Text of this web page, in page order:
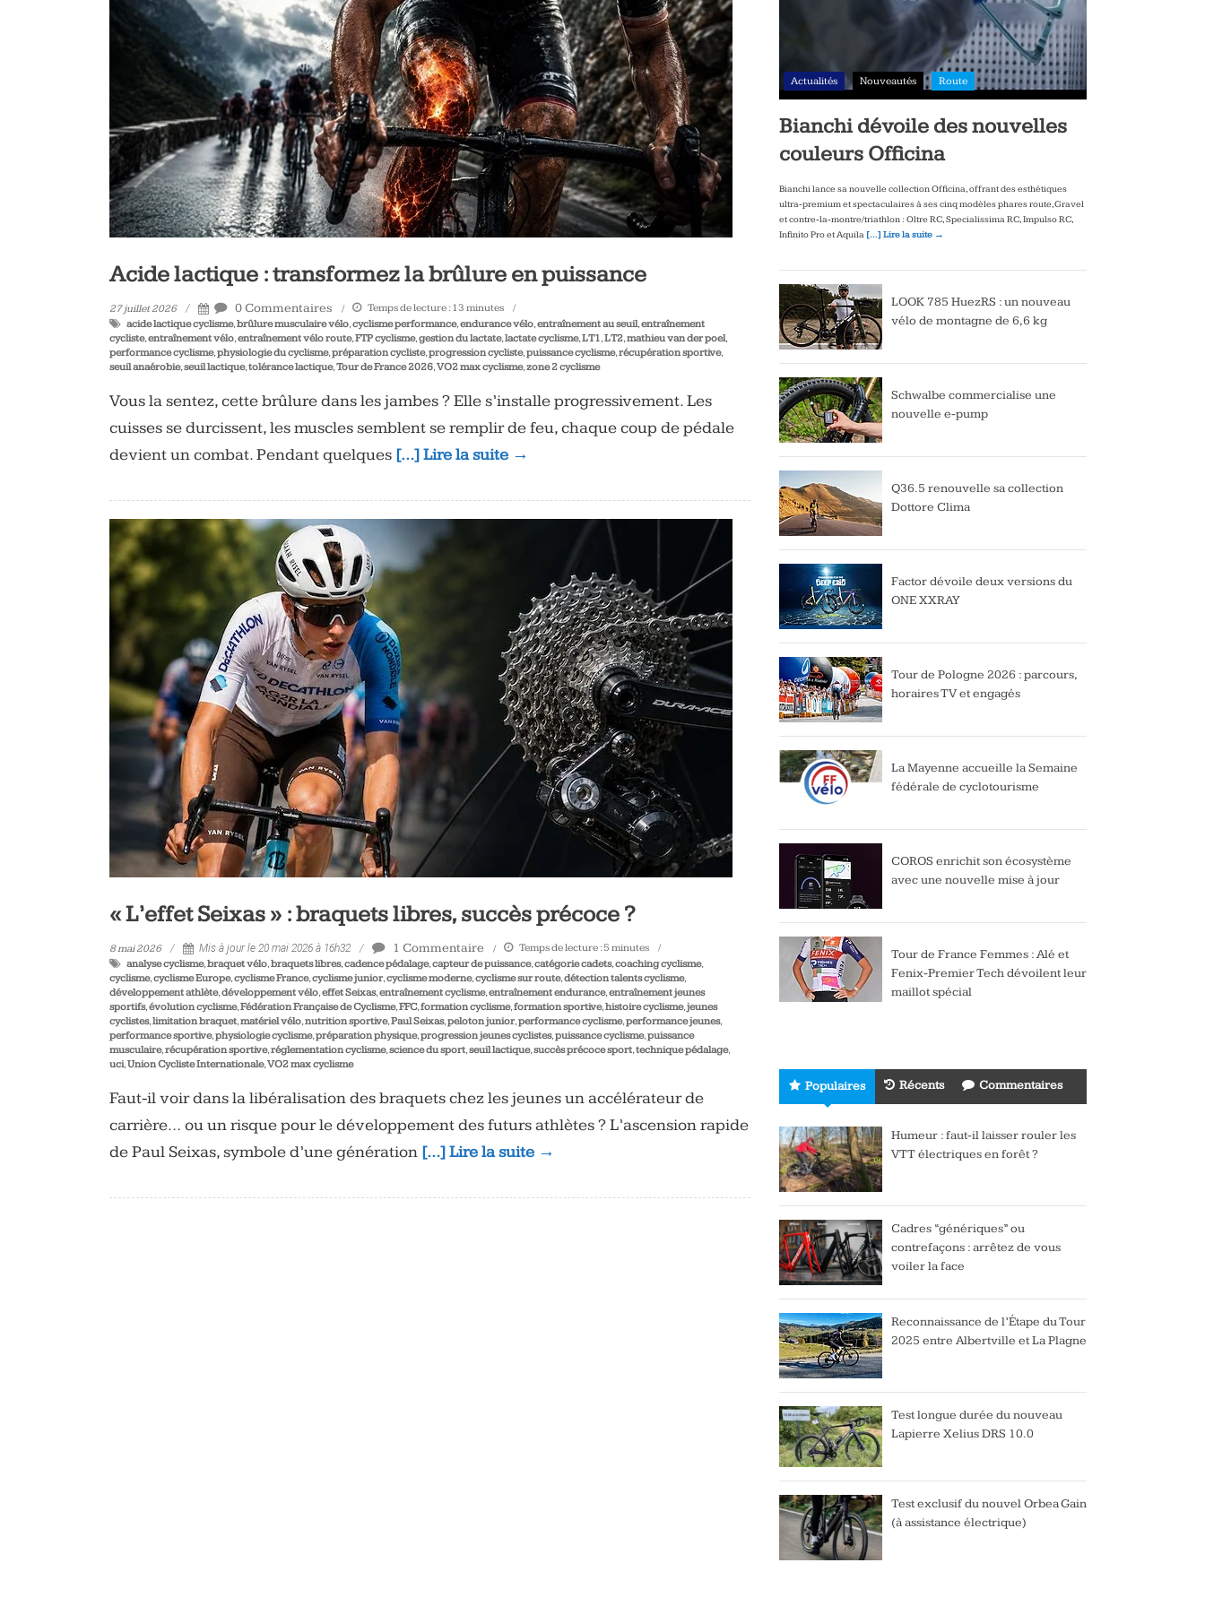
triathlon
Acide lactique : transformez la brûlure en puissance
27 juillet 2026 0 Commentaires Temps de lecture : 13 minutes
acide lactique cyclisme,brûlure musculaire vélo,cyclisme performance,endurance vélo,entraînement au seuil,entraînement
cycliste,entraînement vélo,entraînement vélo route,FTP cyclisme,gestion du lactate,lactate cyclisme,LT1,LT2,mathieu van der poel,
performance cyclisme,physiologie du cyclisme,préparation cycliste,progression cycliste,puissance cyclisme,récupération sportive,
seuil anaérobie,seuil lactique,tolérance lactique,Tour de France 2026,VO2 max cyclisme,zone 2 cyclisme
Vous la sentez, cette brûlure dans les jambes ? Elle s’installe progressivement. Les
cuisses se durcissent, les muscles semblent se remplir de feu, chaque coup de pédale
devient un combat. Pendant quelques […] Lire la suite →
« L’effet Seixas » : braquets libres, succès précoce ?
8 mai 2026 Mis à jour le 20 mai 2026 à 16h32 1 Commentaire Temps de lecture : 5 minutes
analyse cyclisme,braquet vélo,braquets libres,cadence pédalage,capteur de puissance,catégorie cadets,coaching cyclisme,
cyclisme,cyclisme Europe,cyclisme France,cyclisme junior,cyclisme moderne,cyclisme sur route,détection talents cyclisme,
développement athlète,développement vélo,effet Seixas,entraînement cyclisme,entraînement endurance,entraînement jeunes
sportifs,évolution cyclisme,Fédération Française de Cyclisme,FFC,formation cyclisme,formation sportive,histoire cyclisme,jeunes
cyclistes,limitation braquet,matériel vélo,nutrition sportive,Paul Seixas,peloton junior,performance cyclisme,performance jeunes,
performance sportive,physiologie cyclisme,préparation physique,progression jeunes cyclistes,puissance cyclisme,puissance
musculaire,récupération sportive,réglementation cyclisme,science du sport,seuil lactique,succès précoce sport,technique pédalage,
uci,Union Cycliste Internationale,VO2 max cyclisme
Faut-il voir dans la libéralisation des braquets chez les jeunes un accélérateur de
carrière… ou un risque pour le développement des futurs athlètes ? L’ascension rapide
de Paul Seixas, symbole d’une génération […] Lire la suite →
Actualités Nouveautés Route
Bianchi dévoile des nouvelles
couleurs Officina
Bianchi lance sa nouvelle collection Officina, offrant des esthétiques
ultra‑premium et spectaculaires à ses cinq modèles phares route, Gravel
et contre‑la‑montre/triathlon : Oltre RC, Specialissima RC, Impulso RC,
Infinito Pro et Aquila […] Lire la suite →
LOOK 785 HuezRS : un nouveau
vélo de montagne de 6,6 kg
Schwalbe commercialise une
nouvelle e-pump
Q36.5 renouvelle sa collection
Dottore Clima
Factor dévoile deux versions du
ONE XXRAY
Tour de Pologne 2026 : parcours,
horaires TV et engagés
La Mayenne accueille la Semaine
fédérale de cyclotourisme
COROS enrichit son écosystème
avec une nouvelle mise à jour
Tour de France Femmes : Alé et
Fenix-Premier Tech dévoilent leur
maillot spécial
Populaires Récents Commentaires
Humeur : faut-il laisser rouler les
VTT électriques en forêt ?
Cadres “génériques” ou
contrefaçons : arrêtez de vous
voiler la face
Reconnaissance de l’Étape du Tour
2025 entre Albertville et La Plagne
Test longue durée du nouveau
Lapierre Xelius DRS 10.0
Test exclusif du nouvel Orbea Gain
(à assistance électrique)